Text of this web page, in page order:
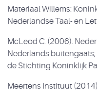
Materiaal Willems:
Nederlandse Taal- en
McLeod C. (2006).
Nederlands
de Stichting Koninklijk
Meertens Instituut